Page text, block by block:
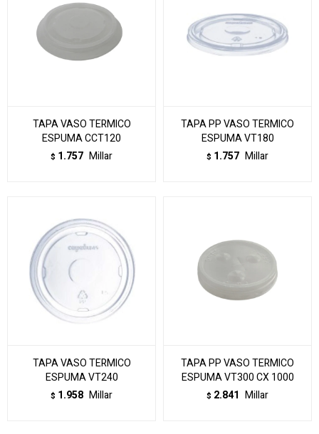
TAPA VASO TERMICO
ESPUMA CCT120
$ 1.757 Millar
TAPA PP VASO TERMICO
ESPUMA VT180
$ 1.757 Millar
TAPA VASO TERMICO
ESPUMA VT240
$ 1.958 Millar
TAPA PP VASO TERMICO
ESPUMA VT300 CX 1000
$ 2.841 Millar